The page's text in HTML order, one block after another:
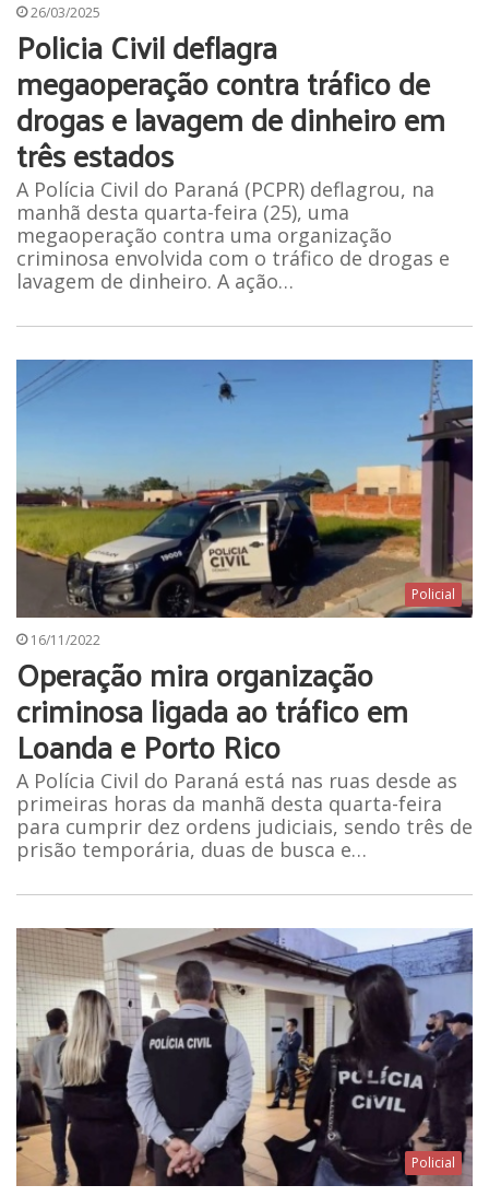
26/03/2025
Policia Civil deflagra
megaoperação contra tráfico de
drogas e lavagem de dinheiro em
três estados
A Polícia Civil do Paraná (PCPR) deflagrou, na
manhã desta quarta-feira (25), uma
megaoperação contra uma organização
criminosa envolvida com o tráfico de drogas e
lavagem de dinheiro. A ação…
Policial
16/11/2022
Operação mira organização
criminosa ligada ao tráfico em
Loanda e Porto Rico
A Polícia Civil do Paraná está nas ruas desde as
primeiras horas da manhã desta quarta-feira
para cumprir dez ordens judiciais, sendo três de
prisão temporária, duas de busca e…
Policial